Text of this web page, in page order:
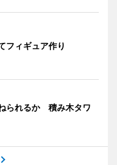
フィギュア作り
られるか 積み木タワ